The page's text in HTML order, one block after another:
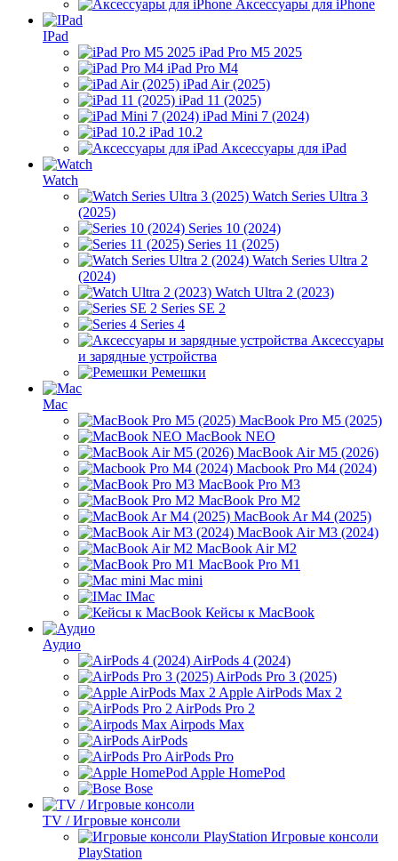
Аксессуары для iPhone
IPad
iPad Pro M5 2025
iPad Pro M4
iPad Air (2025)
iPad 11 (2025)
iPad Mini 7 (2024)
iPad 10.2
Аксессуары для iPad
Watch
Watch Series Ultra 3
(2025)
Series 10 (2024)
Series 11 (2025)
Watch Series Ultra 2
(2024)
Watch Ultra 2 (2023)
Series SE 2
Series 4
Аксессуары
и зарядные устройства
Ремешки
Mac
MacBook Pro M5 (2025)
MacBook NEO
MacBook Air M5 (2026)
Macbook Pro M4 (2024)
MacBook Pro M3
MacBook Pro M2
MacBook Ar M4 (2025)
MacBook Air M3 (2024)
MacBook Air M2
MacBook Pro M1
Mac mini
IMac
Кейсы к MacBook
Аудио
AirPods 4 (2024)
AirPods Pro 3 (2025)
Apple AirPods Max 2
AirPods Pro 2
Airpods Max
AirPods
AirPods Pro
Apple HomePod
Bose
TV / Игровые консоли
Игровые консоли
PlayStation